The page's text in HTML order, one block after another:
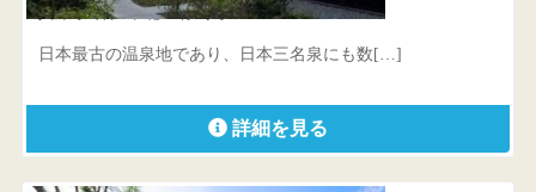
兵庫県 神戸市北区有馬町958
日本最古の温泉地であり、日本三名泉にも数[…]
詳細を見る